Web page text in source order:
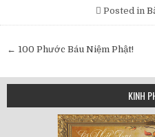
Posted in
Post
← 100 Phước Báu Niệm Phật!
KINH